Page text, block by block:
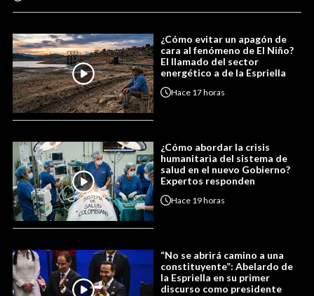
¿Cómo evitar un apagón de
cara al fenómeno de El Niño?
El llamado del sector
energético a de la Espriella
Hace 17 horas
¿Cómo abordar la crisis
humanitaria del sistema de
salud en el nuevo Gobierno?
Expertos responden
Hace 19 horas
“No se abrirá camino a una
constituyente”: Abelardo de
la Espriella en su primer
discurso como presidente